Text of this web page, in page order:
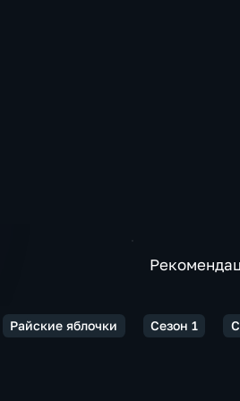
Райские яблочки Сезон 1